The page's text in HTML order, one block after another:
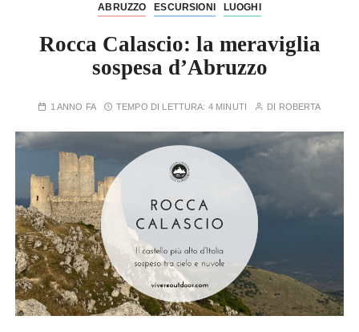
ABRUZZO ESCURSIONI LUOGHI
Rocca Calascio: la meraviglia
sospesa d’Abruzzo
1 ANNO FA TEMPO DI LETTURA: 4 MINUTI DI ROBERTA